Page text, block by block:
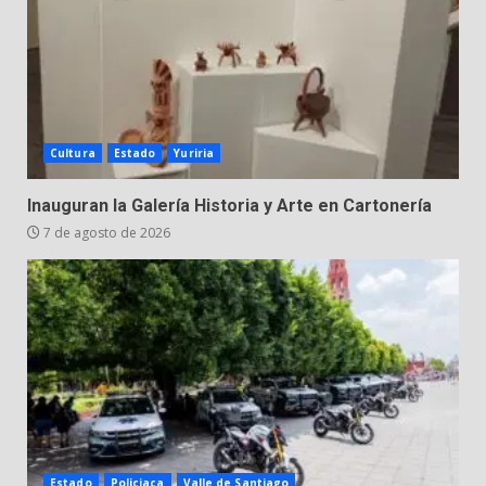
Cultura Estado Yuriria
Inauguran la Galería Historia y Arte en Cartonería
7 de agosto de 2026
Estado Policiaca Valle de Santiago